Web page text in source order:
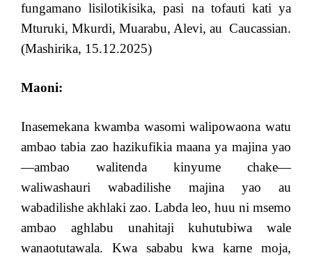
fungamano lisilotikisika, pasi na tofauti kati ya
Mturuki, Mkurdi, Muarabu, Alevi, au Caucassian.
(Mashirika, 15.12.2025)
Maoni:
Inasemekana kwamba wasomi walipowaona watu
ambao tabia zao hazikufikia maana ya majina yao
—ambao walitenda kinyume chake—
waliwashauri wabadilishe majina yao au
wabadilishe akhlaki zao. Labda leo, huu ni msemo
ambao aghlabu unahitaji kuhutubiwa wale
wanaotutawala. Kwa sababu kwa karne moja,